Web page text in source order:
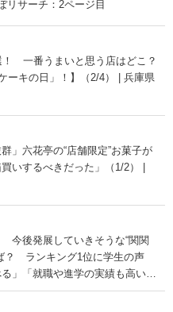
リサーチ：2ページ目
一番うまいと思う店はどこ？
ーキの日」！】（2/4） | 兵庫県
」六花亭の“店舗限定”お菓子が
いするべきだった」（1/2） |
今後発展していきそうな“関関
？ ランキング1位に学生の声
」「就職や進学の実績も高い」